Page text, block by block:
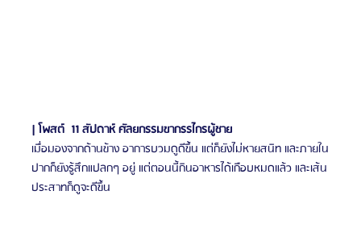
| โพสต์  11 สัปดาห์ ศัลยกรรมขากรรไกรผู้ชาย
เมื่อมองจากด้านข้าง อาการบวมดูดีขึ้น แต่ก็ยังไม่หายสนิท และภายใน
ปากก็ยังรู้สึกแปลกๆ อยู่ แต่ตอนนี้กินอาหารได้เกือบหมดแล้ว และเส้น
ประสาทก็ดูจะดีขึ้น